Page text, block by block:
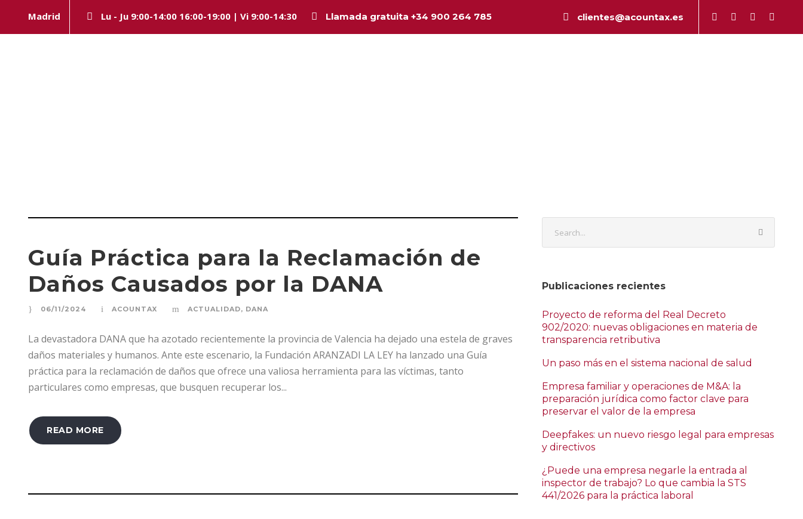
Madrid Lu - Ju 9:00-14:00 16:00-19:00 | Vi 9:00-14:30 Llamada gratuita +34 900 264 785 clientes@acountax.es
Guía Práctica para la Reclamación de
Daños Causados por la DANA
06/11/2024 ACOUNTAX ACTUALIDAD, DANA
La devastadora DANA que ha azotado recientemente la provincia de Valencia ha dejado una estela de graves
daños materiales y humanos. Ante este escenario, la Fundación ARANZADI LA LEY ha lanzado una Guía
práctica para la reclamación de daños que ofrece una valiosa herramienta para las víctimas, tanto
particulares como empresas, que busquen recuperar los...
READ MORE
Publicaciones recientes
Proyecto de reforma del Real Decreto
902/2020: nuevas obligaciones en materia de
transparencia retributiva
Un paso más en el sistema nacional de salud
Empresa familiar y operaciones de M&A: la
preparación jurídica como factor clave para
preservar el valor de la empresa
Deepfakes: un nuevo riesgo legal para empresas
y directivos
¿Puede una empresa negarle la entrada al
inspector de trabajo? Lo que cambia la STS
441/2026 para la práctica laboral